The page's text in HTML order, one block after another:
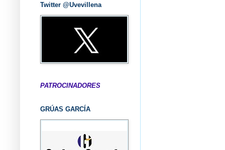
Twitter @Uvevillena
PATROCINADORES
GRÚAS GARCÍA